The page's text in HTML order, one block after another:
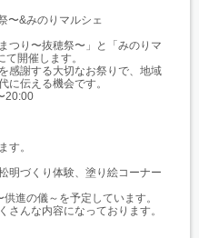
〜&みのりマルシェ
つり〜抜穂祭〜」と「みのりマ
開催します。
感謝する大切なお祭りで、地域
に伝える機会です。
20:00
す。
明づくり体験、塗り絵コーナー
進の儀～を予定しています。
さんな内容になっております。